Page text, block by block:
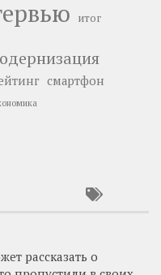
итог
смартфон
рассказать о